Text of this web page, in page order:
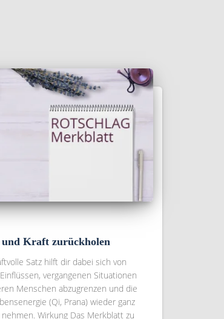
und Kraft zurückholen
Satz hilft dir dabei sich von
vergangenen Situationen
Menschen abzugrenzen und die
(Qi, Prana) wieder ganz
Wirkung Das Merkblatt zu